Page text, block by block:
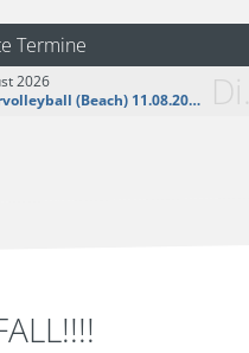
Termine
Di.
2026
Sommervolleyball (Beach) 11.08.2026